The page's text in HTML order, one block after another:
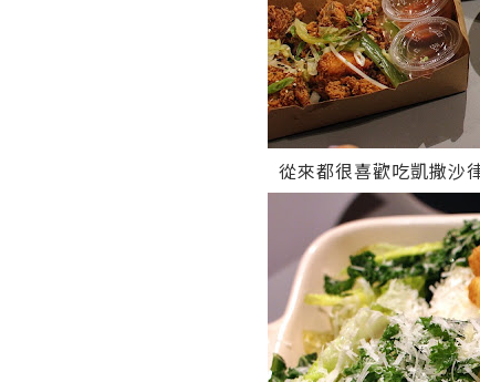
從來都很喜歡吃凱撒沙